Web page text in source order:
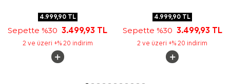
4.999,90TL
Sepette %303.499,93 TL
2 ve üzeri +% 20 indirim
4.999,90 TL
Sepette %30 3.499,93 TL
2 ve üzeri +% 20 indirim